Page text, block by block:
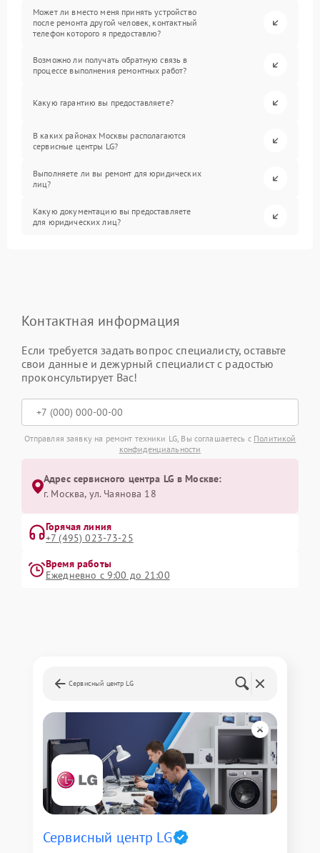
Может ли вместо меня принять устройство
после ремонта другой человек, контактный
телефон которого я предоставлю?
Возможно ли получать обратную связь в
процессе выполнения ремонтных работ?
Какую гарантию вы предоставляете?
В каких районах Москвы располагаются
сервисные центры LG?
Выполняете ли вы ремонт для юридических
лиц?
Какую документацию вы предоставляете
для юридических лиц?
Контактная информация
Если требуется задать вопрос специалисту, оставьте
свои данные и дежурный специалист с радостью
проконсультирует Вас!
Отправляя заявку на ремонт техники LG, Вы соглашаетесь с Политикой
конфиденциальности
Адрес сервисного центра LG в Москве:
г. Москва, ул. Чаянова 18
Горячая линия
+7 (495) 023-73-25
Время работы
Ежедневно с 9:00 до 21:00
Сервисный центр LG
Сервисный центр LG